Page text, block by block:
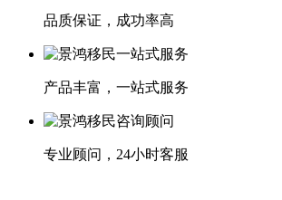
品质保证，成功率高
产品丰富，一站式服务
专业顾问，24小时客服